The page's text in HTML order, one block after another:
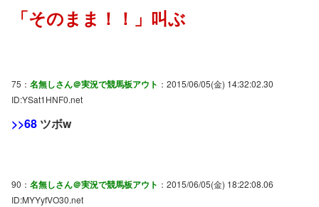
「そのまま！！」叫ぶ
75： 名無しさん＠実況で競馬板アウト ：2015/06/05(金) 14:32:02.30
ID:YSat1HNF0.net
>>68 ツボw
90： 名無しさん＠実況で競馬板アウト ：2015/06/05(金) 18:22:08.06
ID:MYYyfVO30.net